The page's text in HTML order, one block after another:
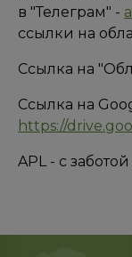
в "Телеграм" -
ссылки на
Ссылка на
Ссылка на
https://
APL - с